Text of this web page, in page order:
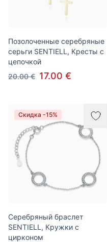
Позолоченные серебряные
серьги SENTIELL, Кресты с
цепочкой
20.00 € 17.00 €
Скидка -15%
Серебряный браслет
SENTIELL, Кружки с
цирконом